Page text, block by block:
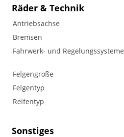
Räder & Technik
Antriebsachse
Bremsen
Fahrwerk- und Regelungssysteme
Felgengröße
Felgentyp
Reifentyp
Sonstiges